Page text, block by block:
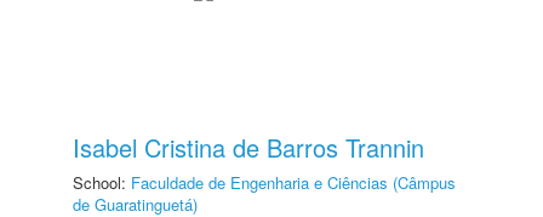
Isabel Cristina de Barros Trannin
School: Faculdade de Engenharia e Ciências (Câmpus
de Guaratinguetá)